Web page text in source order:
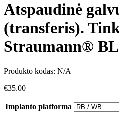
Atspaudinė
(transferis).
Straumann®
Produkto kodas: N/A
€35.00
Implanto platforma